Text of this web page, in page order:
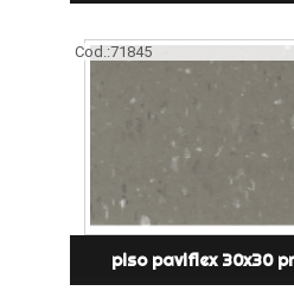
Cod.:71845
piso paviflex 30x30